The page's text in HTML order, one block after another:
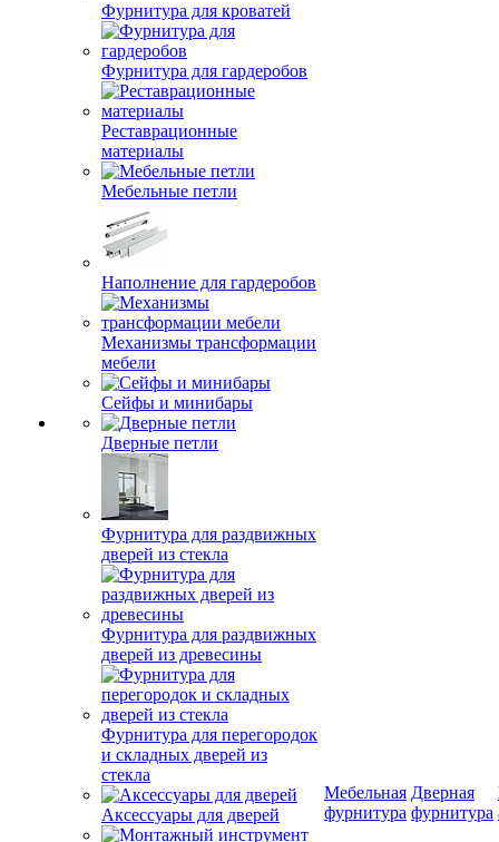
Фурнитура для кроватей
Фурнитура для гардеробов
Реставрационные
материалы
Мебельные петли
Наполнение для гардеробов
Механизмы трансформации
мебели
Сейфы и минибары
Дверные петли
Фурнитура для раздвижных
дверей из стекла
Фурнитура для раздвижных
дверей из древесины
Фурнитура для перегородок
и складных дверей из
стекла
Аксессуары для дверей
Мебельная
фурнитура
Дверная
фурнитура